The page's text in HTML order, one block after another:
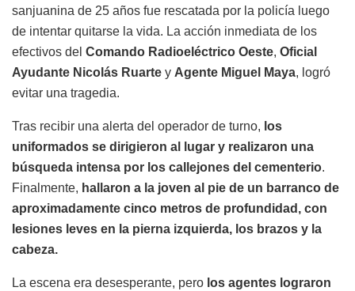
sanjuanina de 25 años fue rescatada por la policía luego
de intentar quitarse la vida. La acción inmediata de los
efectivos del Comando Radioeléctrico Oeste, Oficial
Ayudante Nicolás Ruarte y Agente Miguel Maya, logró
evitar una tragedia.
Tras recibir una alerta del operador de turno, los
uniformados se dirigieron al lugar y realizaron una
búsqueda intensa por los callejones del cementerio.
Finalmente, hallaron a la joven al pie de un barranco de
aproximadamente cinco metros de profundidad, con
lesiones leves en la pierna izquierda, los brazos y la
cabeza.
La escena era desesperante, pero los agentes lograron